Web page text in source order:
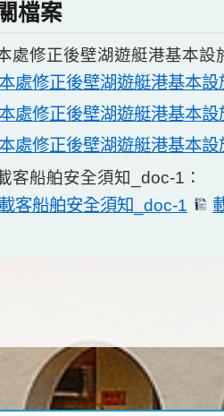
檔案
處修正後壁湖遊艇港基本設
本處修正後壁湖遊艇港基本
本處修正後壁湖遊艇港基本
本處修正後壁湖遊艇港基本
客船舶安全須知_doc-1：
載客船舶安全須知_doc-1